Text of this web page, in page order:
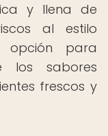
y llena de
al estilo
opción para
los sabores
frescos y